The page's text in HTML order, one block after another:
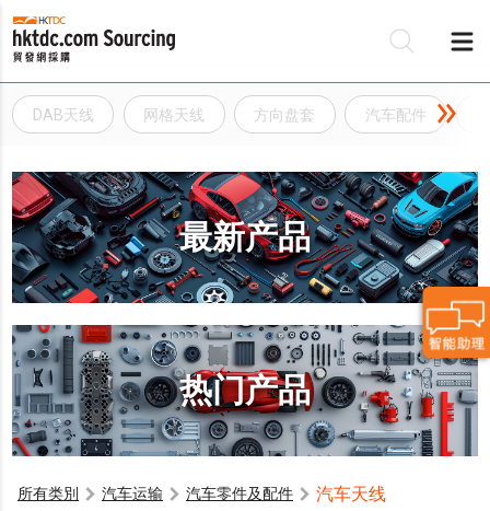
DAB天线 网格天线 方向盘套 汽车配件
最新产品
热门产品
所有类別 汽车运输 汽车零件及配件 汽车天线